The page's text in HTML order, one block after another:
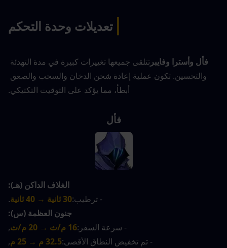
| تعديلات وحدة التحكم
فأل وأسترا وفايبر
أبطأ، مما يؤكد على التوقيت التكتيكي.
فأل
الغلاف الداكن (هـ):
- ترطيب:30 ثانية → 40 ثانية
.
جنون العظمة (س):
- سرعة السفر:16 م/ث → 20 م/ث
,
- تم تخفيض النطاق الأقصى:32.5 م → 25 م
,